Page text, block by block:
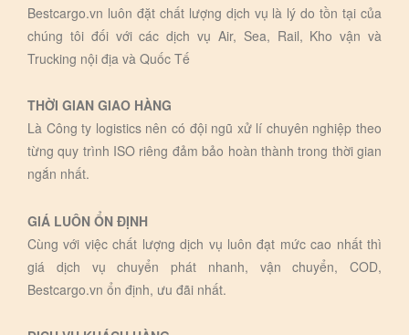
Bestcargo.vn luôn đặt chất lượng dịch vụ là lý do tồn tại của
chúng tôi đối với các dịch vụ Air, Sea, Rail, Kho vận và
Trucking nội địa và Quốc Tế
THỜI GIAN GIAO HÀNG
Là Công ty logistics nên có đội ngũ xử lí chuyên nghiệp theo
từng quy trình ISO riêng đảm bảo hoàn thành trong thời gian
ngắn nhất.
GIÁ LUÔN ỔN ĐỊNH
Cùng với việc chất lượng dịch vụ luôn đạt mức cao nhất thì
giá dịch vụ chuyển phát nhanh, vận chuyển, COD,
Bestcargo.vn ổn định, ưu đãi nhất.